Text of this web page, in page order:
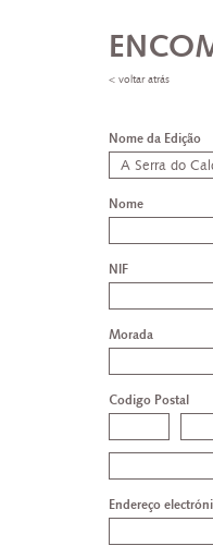
< voltar atrás
Nome da Edição
Nome
NIF
Morada
Codigo Postal
Endereço